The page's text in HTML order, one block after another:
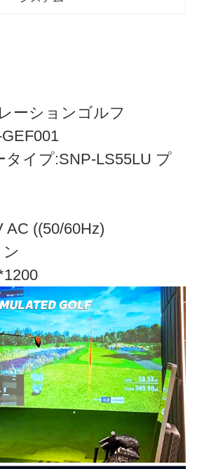
ーションゴルフ
タイプ:SNP-LS55LU プ
AC ((50/60Hz)